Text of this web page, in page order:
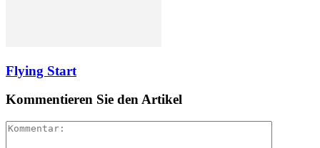
Flying Start
Kommentieren Sie den Artikel